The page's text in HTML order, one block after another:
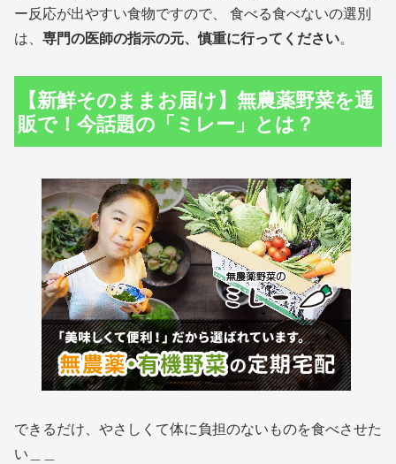
ー反応が出やすい食物ですので、 食べる食べないの選別
は、 専門の医師の指示の元、慎重に行ってください。
【新鮮そのままお届け】無農薬野菜を通
販で！今話題の「ミレー」とは？
できるだけ、やさしくて体に負担のないものを食べさせた
い＿＿